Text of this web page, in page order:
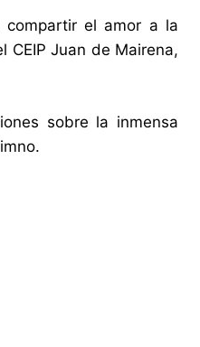
compartir el amor a la
CEIP Juan de Mairena,
sobre la inmensa